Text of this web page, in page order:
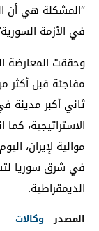
“المشكلة هي أن
في الأزمة
وحققت المعارضة
مفاجئة قبل
ثاني أكبر مدينة
الاستراتيجية،
موالية لإيران،
في شرق سوريا
الديمقراطية.
المصدر وكالات